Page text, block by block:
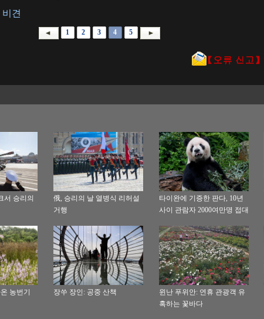
견
1 2 3 4 5
서 승리의
俄, 승리의 날 열병식 리허설
거행
타이완에 기증한 판다, 10년
사이 관람자 2000여만명 접대
농번기 장쑤 장인: 공중 산책
윈난 푸위안: 연휴 관광객 유
혹하는 꽃바다